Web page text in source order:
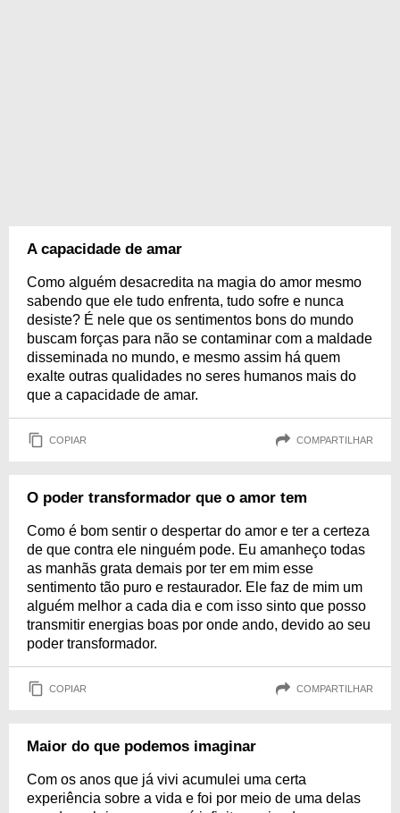
A capacidade de amar
Como alguém desacredita na magia do amor mesmo
sabendo que ele tudo enfrenta, tudo sofre e nunca
desiste? É nele que os sentimentos bons do mundo
buscam forças para não se contaminar com a maldade
disseminada no mundo, e mesmo assim há quem
exalte outras qualidades no seres humanos mais do
que a capacidade de amar.
COPIAR COMPARTILHAR
O poder transformador que o amor tem
Como é bom sentir o despertar do amor e ter a certeza
de que contra ele ninguém pode. Eu amanheço todas
as manhãs grata demais por ter em mim esse
sentimento tão puro e restaurador. Ele faz de mim um
alguém melhor a cada dia e com isso sinto que posso
transmitir energias boas por onde ando, devido ao seu
poder transformador.
COPIAR COMPARTILHAR
Maior do que podemos imaginar
Com os anos que já vivi acumulei uma certa
experiência sobre a vida e foi por meio de uma delas